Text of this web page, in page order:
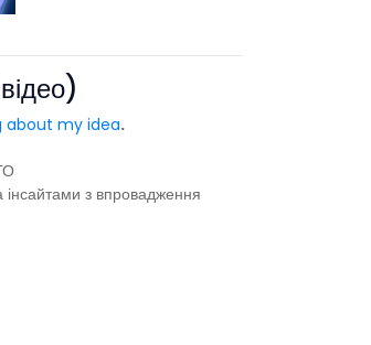
about my idea.
інсайтами з впровадження